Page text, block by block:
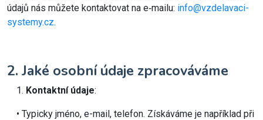
údajů nás můžete kontaktovat na e‑mailu: info@vzdelavaci-
systemy.cz.
2. Jaké osobní údaje zpracováváme
1. Kontaktní údaje:
• Typicky jméno, e-mail, telefon. Získáváme je například při